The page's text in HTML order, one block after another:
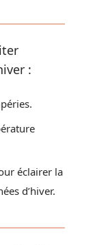
:
éclairer la
d’hiver.